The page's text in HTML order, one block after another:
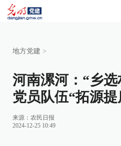
地方党建 >
河南漯河：“乡
党员队伍“拓源提
来源： 农民日报
2024-12-25 10:49